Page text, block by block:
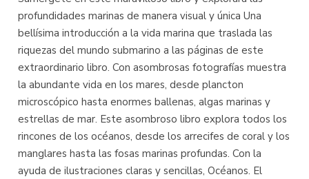
profundidades marinas de manera visual y única Una
bellísima introducción a la vida marina que traslada las
riquezas del mundo submarino a las páginas de este
extraordinario libro. Con asombrosas fotografías muestra
la abundante vida en los mares, desde plancton
microscópico hasta enormes ballenas, algas marinas y
estrellas de mar. Este asombroso libro explora todos los
rincones de los océanos, desde los arrecifes de coral y los
manglares hasta las fosas marinas profundas. Con la
ayuda de ilustraciones claras y sencillas, Océanos. El